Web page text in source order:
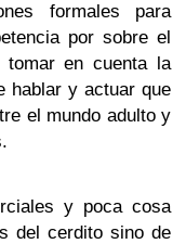
formales para
por sobre el
en cuenta la
hablar y actuar que
el mundo adulto y
y poca cosa
del cerdito sino de